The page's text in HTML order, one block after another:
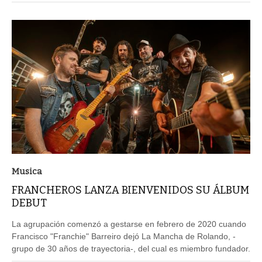
Musica
FRANCHEROS LANZA BIENVENIDOS SU ÁLBUM
DEBUT
La agrupación comenzó a gestarse en febrero de 2020 cuando
Francisco "Franchie" Barreiro dejó La Mancha de Rolando, -
grupo de 30 años de trayectoria-, del cual es miembro fundador.